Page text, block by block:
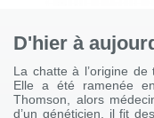
D'hier à
La chatte à l’origine de
Elle a été ramenée
Thomson, alors
d’un généticien, il fit